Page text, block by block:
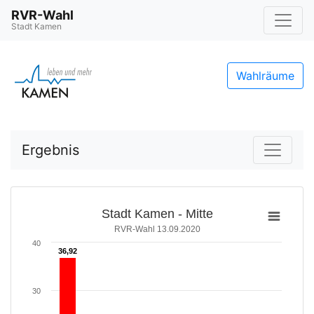
RVR-Wahl
Stadt Kamen
Wahlräume
Ergebnis
Stadt Kamen - Mitte
RVR-Wahl 13.09.2020
36,92
36,92
30
40